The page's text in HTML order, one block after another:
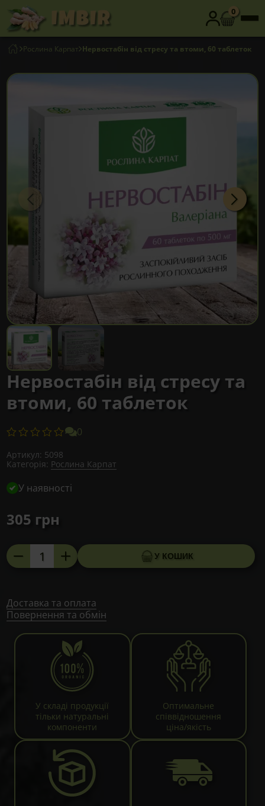
0
Рослина Карпат Нервостабін від стресу та втоми, 60 таблеток
Нервостабін від стресу та
втоми, 60 таблеток
0
Артикул: 5098
Категорія: Рослина Карпат
У наявності
305 грн
Нервостабін
від
втоми,
60
кількість
У КОШИК
Доставка та оплата
Повернення та обмін
У складі продукції
тільки натуральні
компоненти
Оптимальне
співвідношення
ціна/якість